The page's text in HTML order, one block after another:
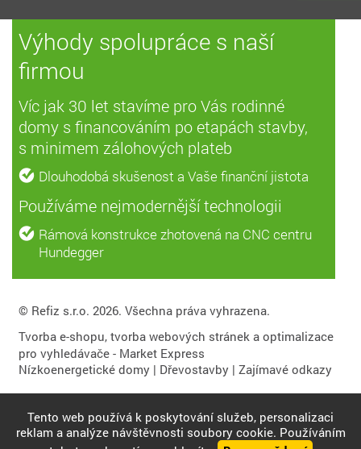
Výhody spolupráce s naší
firmou
Víc jak 30 let stavíme pro Vás rodinné
domy s financováním po etapách stavby,
s minimem zálohových plateb
Dlouhodobá skušenost a Vaše finanční jistota
Používáme nejmodernější technologii
Rámová konstrukce zhotovená na CNC centru
Hundegger
© Refiz s.r.o. 2026. Všechna práva vyhrazena.
Tvorba e-shopu,tvorba webových stránek aoptimalizace
pro vyhledávače - Market Express
Nízkoenergetické domy | Dřevostavby |Zajímavé odkazy
Tento web používá k poskytování služeb, personalizaci
reklam a analýze návštěvnosti soubory cookie. Používáním